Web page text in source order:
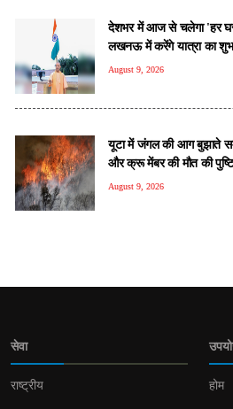
देशभर में आज से चलेगा 'हर घर
लखनऊ में करेंगे यात्रा का
August 9, 2026
यूटा में जंगल की आग बुझाते
और क्रू मेंबर की मौत की पुष्टि
August 9, 2026
सेवा
राष्ट्रीय होम